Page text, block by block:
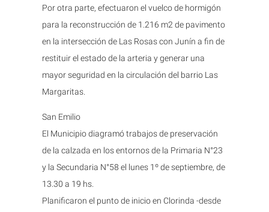
Por otra parte, efectuaron el vuelco de hormigón
para la reconstrucción de 1.216 m2 de pavimento
en la intersección de Las Rosas con Junín a fin de
restituir el estado de la arteria y generar una
mayor seguridad en la circulación del barrio Las
Margaritas.
San Emilio
El Municipio diagramó trabajos de preservación
de la calzada en los entornos de la Primaria N°23
y la Secundaria N°58 el lunes 1º de septiembre, de
13.30 a 19 hs.
Planificaron el punto de inicio en Clorinda -desde